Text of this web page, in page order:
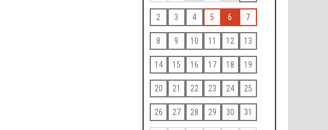
2 3 4 5 6 7
8 9 10 11 12 13
14 15 16 17 18 19
20 21 22 23 24 25
26 27 28 29 30 31